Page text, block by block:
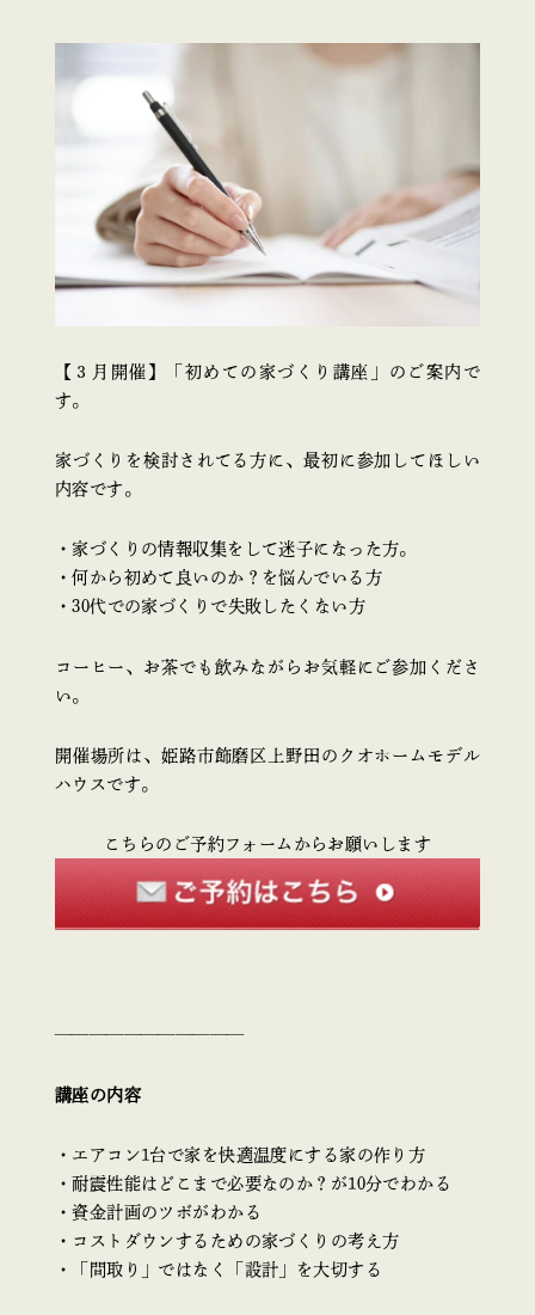
【３月開催】「初めての家づくり講座」のご案内で
す。
家づくりを検討されてる方に、最初に参加してほしい
内容です。
・家づくりの情報収集をして迷子になった方。
・何から初めて良いのか？を悩んでいる方
・30代での家づくりで失敗したくない方
コーヒー、お茶でも飲みながらお気軽にご参加くださ
い。
開催場所は、姫路市飾磨区上野田のクオホームモデル
ハウスです。
こちらのご予約フォームからお願いします
———————————
講座の内容
・エアコン1台で家を快適温度にする家の作り方
・耐震性能はどこまで必要なのか？が10分でわかる
・資金計画のツボがわかる
・コストダウンするための家づくりの考え方
・「間取り」ではなく「設計」を大切する